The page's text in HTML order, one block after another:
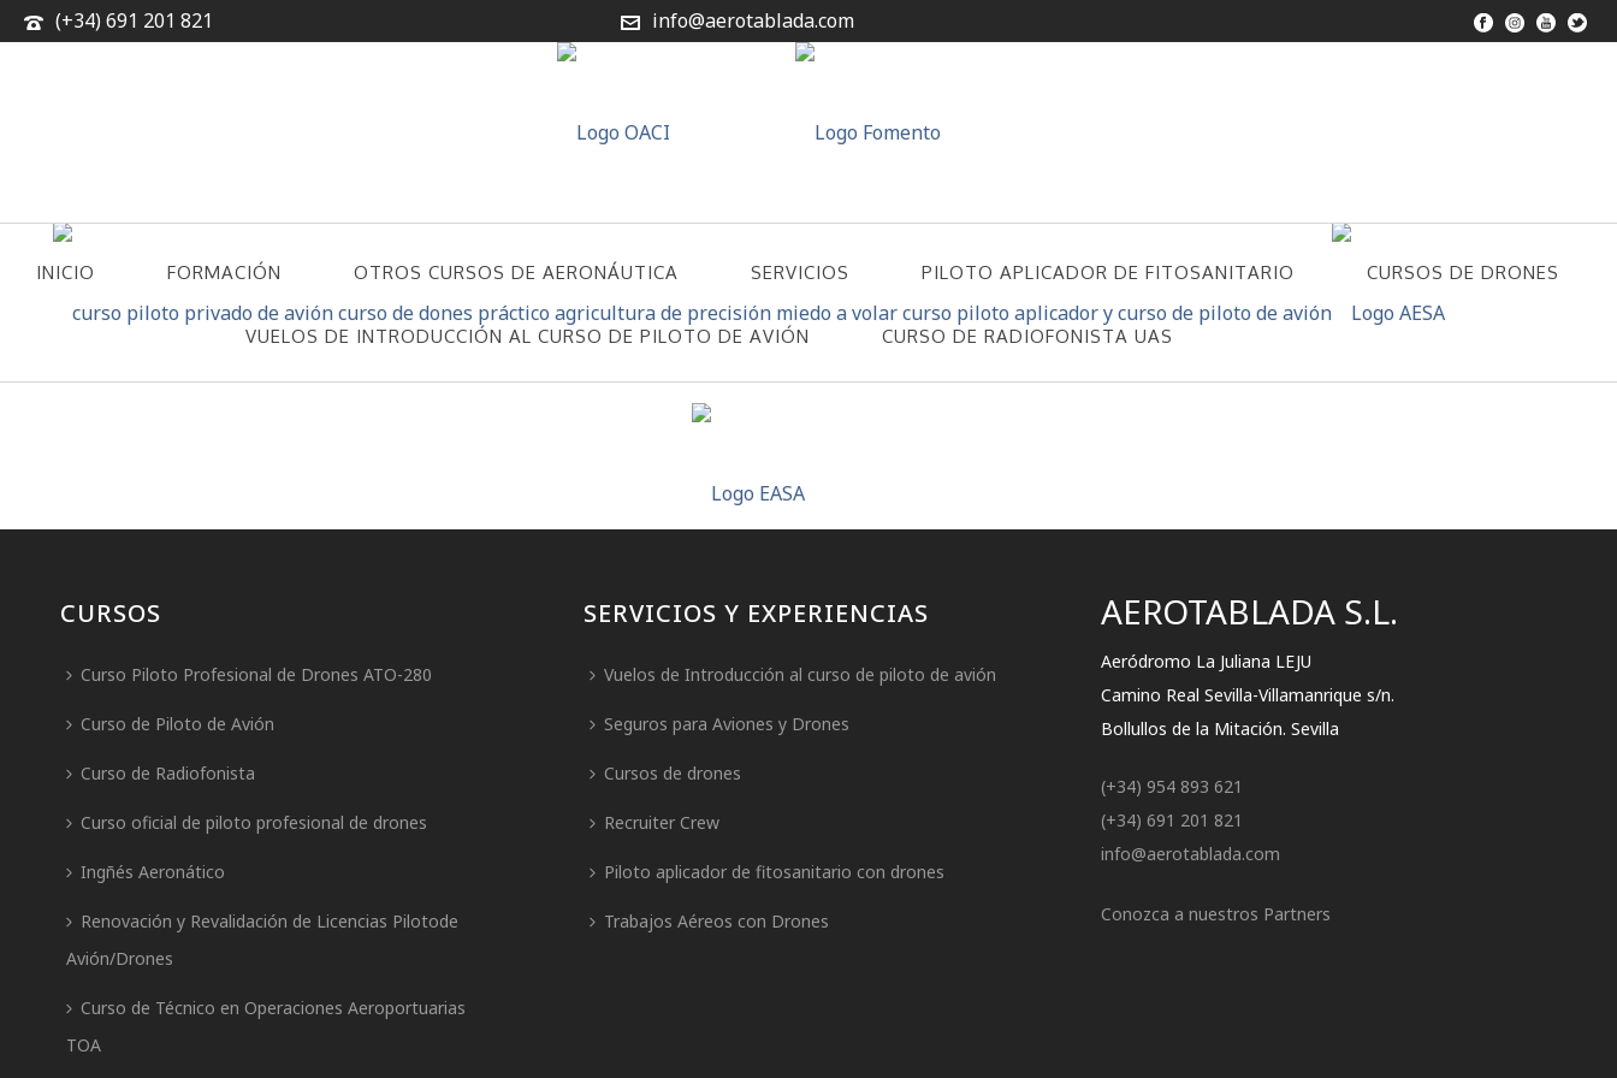
(+34) 691 201 821 info@aerotablada.com
INICIO FORMACIÓN OTROS CURSOS DE AERONÁUTICA SERVICIOS PILOTO APLICADOR DE FITOSANITARIO CURSOS DE DRONES
VUELOS DE INTRODUCCIÓN AL CURSO DE PILOTO DE AVIÓN CURSO DE RADIOFONISTA UAS
CURSOS
Curso Piloto Profesional de Drones ATO-280
Curso de Piloto de Avión
Curso de Radiofonista
Curso oficial de piloto profesional de drones
Ingñés Aeronático
Renovación y Revalidación de Licencias Pilotode
Avión/Drones
Curso de Técnico en Operaciones Aeroportuarias
TOA
SERVICIOS Y EXPERIENCIAS
Vuelos de Introducción al curso de piloto de avión
Seguros para Aviones y Drones
Cursos de drones
Recruiter Crew
Piloto aplicador de fitosanitario con drones
Trabajos Aéreos con Drones
AEROTABLADA S.L.
Aeródromo La Juliana LEJU
Camino Real Sevilla-Villamanrique s/n.
Bollullos de la Mitación. Sevilla
(+34) 954 893 621
(+34) 691 201 821
info@aerotablada.com
Conozca a nuestros Partners